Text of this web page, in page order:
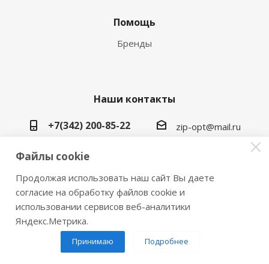
Помощь
Бренды
Наши контакты
+7(342) 200-85-22
zip-opt@mail.ru
г. Пермь, ул. Васильева, 5в
2026 © Замки инструмент плюс
Файлы cookie
Продолжая использовать наш сайт Вы даете
согласие на обработку файлов cookie и
использовании сервисов веб-аналитики
Яндекс.Метрика.
Принимаю Подробнее